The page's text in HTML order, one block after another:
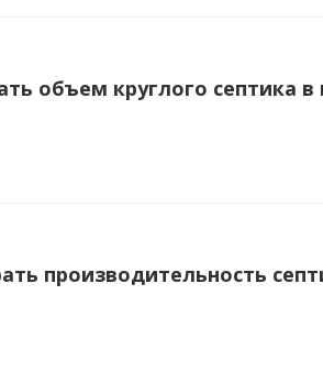
объем круглого септика в
производительность